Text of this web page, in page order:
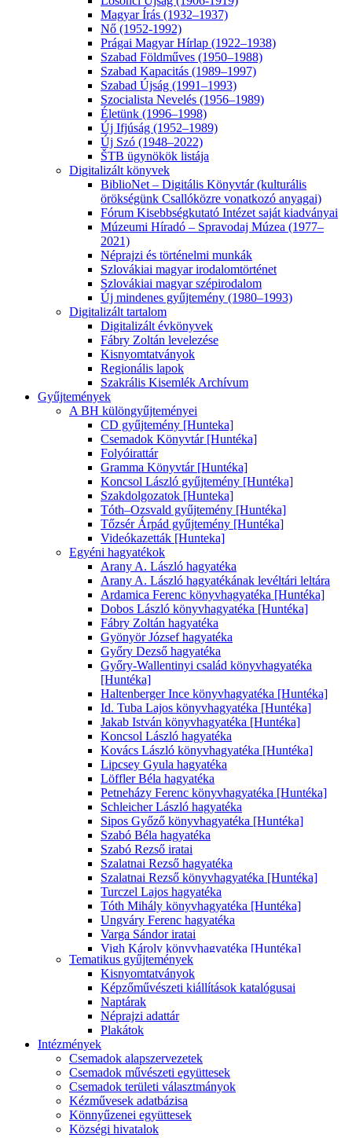
Magyar Írás (1932–1937)
Nő (1952-1992)
Prágai Magyar Hírlap (1922–1938)
Szabad Földműves (1950–1988)
Szabad Kapacitás (1989–1997)
Szabad Újság (1991–1993)
Szocialista Nevelés (1956–1989)
Életünk (1996–1998)
Új Ifjúság (1952–1989)
Új Szó (1948–2022)
ŠTB ügynökök listája
Digitalizált könyvek
BiblioNet – Digitális Könyvtár (kulturális
örökségünk Csallóközre vonatkozó anyagai)
Fórum Kisebbségkutató Intézet saját kiadványai
Múzeumi Híradó – Spravodaj Múzea (1977–
2021)
Néprajzi és történelmi munkák
Szlovákiai magyar irodalomtörténet
Szlovákiai magyar szépirodalom
Új mindenes gyűjtemény (1980–1993)
Digitalizált tartalom
Digitalizált évkönyvek
Fábry Zoltán levelezése
Kisnyomtatványok
Regionális lapok
Szakrális Kisemlék Archívum
Gyűjtemények
A BH különgyűjteményei
CD gyűjtemény [Hunteka]
Csemadok Könyvtár [Huntéka]
Folyóirattár
Gramma Könyvtár [Huntéka]
Koncsol László gyűjtemény [Huntéka]
Szakdolgozatok [Hunteka]
Tóth–Ozsvald gyűjtemény [Huntéka]
Tőzsér Árpád gyűjtemény [Huntéka]
Videókazetták [Hunteka]
Egyéni hagyatékok
Arany A. László hagyatéka
Arany A. László hagyatékának levéltári leltára
Ardamica Ferenc könyvhagyatéka [Huntéka]
Dobos László könyvhagyatéka [Huntéka]
Fábry Zoltán hagyatéka
Gyönyör József hagyatéka
Győry Dezső hagyatéka
Győry-Wallentinyi család könyvhagyatéka
[Huntéka]
Haltenberger Ince könyvhagyatéka [Huntéka]
Id. Tuba Lajos könyvhagyatéka [Huntéka]
Jakab István könyvhagyatéka [Huntéka]
Koncsol László hagyatéka
Kovács László könyvhagyatéka [Huntéka]
Lipcsey Gyula hagyatéka
Löffler Béla hagyatéka
Petneházy Ferenc könyvhagyatéka [Huntéka]
Schleicher László hagyatéka
Sipos Győző könyvhagyatéka [Huntéka]
Szabó Béla hagyatéka
Szabó Rezső iratai
Szalatnai Rezső hagyatéka
Szalatnai Rezső könyvhagyatéka [Huntéka]
Turczel Lajos hagyatéka
Tóth Mihály könyvhagyatéka [Huntéka]
Ungváry Ferenc hagyatéka
Varga Sándor iratai
Vigh Károly könyvhagyatéka [Huntéka]
Zalabai Zsigmond hagyatéka
Zalabai Zsigmond könyvhagyatéka [Hunteka]
Ébert Tibor hagyatéka
Ürge Mária könyvhagyatéka [Huntéka]
Tematikus gyűjtemények
Kisnyomtatványok
Képzőművészeti kiállítások katalógusai
Naptárak
Néprajzi adattár
Plakátok
Intézmények
Csemadok alapszervezetek
Csemadok művészeti együttesek
Csemadok területi választmányok
Kézművesek adatbázisa
Könnyűzenei együttesek
Községi hivatalok